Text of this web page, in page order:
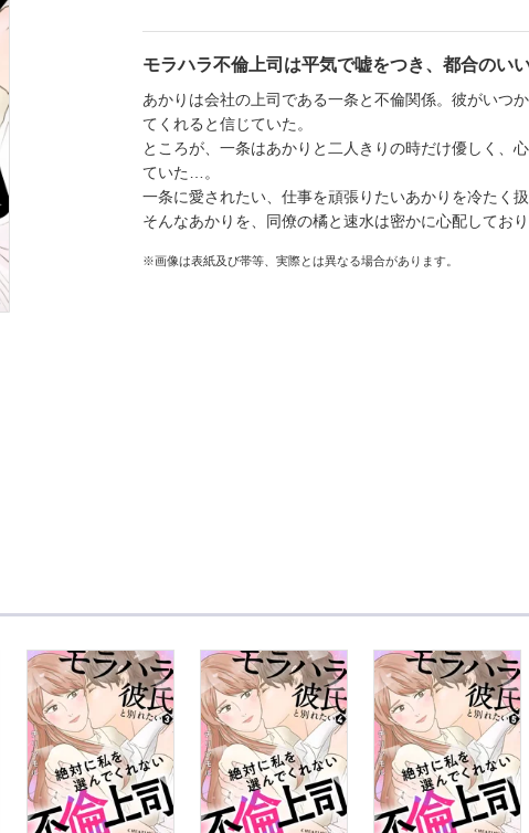
モラハラ不倫上司は平気で嘘をつき、都合のい
あかりは会社の上司である一条と不倫関係。彼がいつ
てくれると信じていた。
ところが、一条はあかりと二人きりの時だけ優しく、
ていた…。
一条に愛されたい、仕事を頑張りたいあかりを冷たく扱
そんなあかりを、同僚の橘と速水は密かに心配してお
※画像は表紙及び帯等、実際とは異なる場合があります。